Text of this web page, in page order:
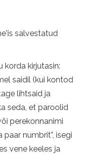
salvestatud
korda kirjutasin:
saidil (kui kontod
lihtsaid ja
seda, et paroolid
perekonnanimi
paar numbrit”, isegi
vene keeles ja